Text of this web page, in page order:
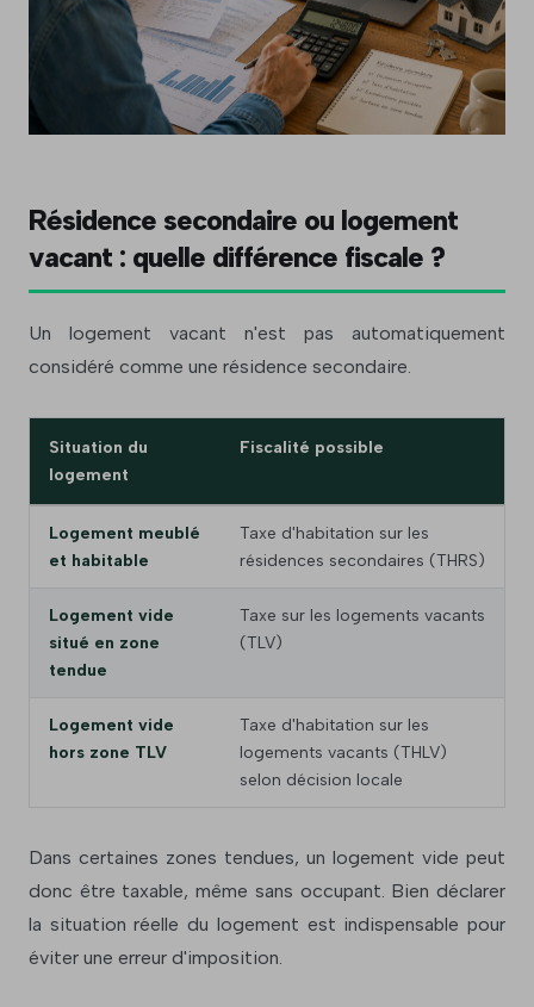
Résidence secondaire ou logement
vacant : quelle différence fiscale ?
Un logement vacant n'est pas automatiquement
considéré comme une résidence secondaire.
Situation du
logement
Fiscalité possible
Logement meublé
et habitable
Taxe d'habitation sur les
résidences secondaires (THRS)
Logement vide
situé en zone
tendue
Taxe sur les logements vacants
(TLV)
Logement vide
hors zone TLV
Taxe d'habitation sur les
logements vacants (THLV)
selon décision locale
Dans certaines zones tendues, un logement vide peut
donc être taxable, même sans occupant. Bien déclarer
la situation réelle du logement est indispensable pour
éviter une erreur d'imposition.